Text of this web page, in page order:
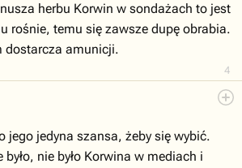
4
herbu Korwin w sondażach to jest
rośnie, temu się zawsze dupę obrabia.
dostarcza amunicji.
jego jedyna szansa, żeby się wybić.
nie było Korwina w mediach i